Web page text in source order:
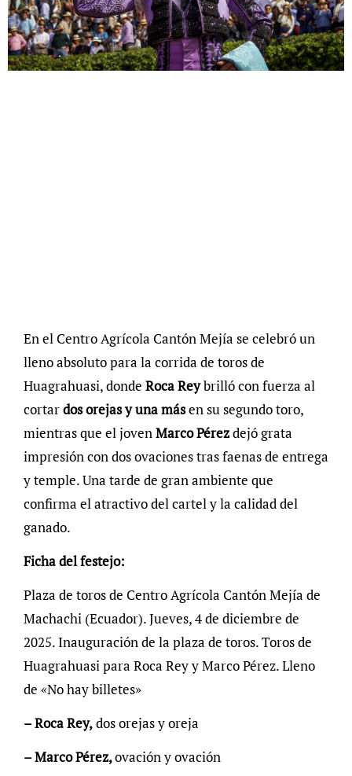
En el Centro Agrícola Cantón Mejía se celebró un
lleno absoluto para la corrida de toros de
Huagrahuasi, donde Roca Reybrilló con fuerza al
cortardos orejas y una másen su segundo toro,
mientras que el jovenMarco Pérezdejó grata
impresión con dos ovaciones tras faenas de entrega
y temple. Una tarde de gran ambiente que
confirma el atractivo del cartel y la calidad del
ganado.
Ficha del festejo:
Plaza de toros de Centro Agrícola Cantón Mejía de
Machachi (Ecuador). Jueves, 4 de diciembre de
2025. Inauguración de la plaza de toros. Toros de
Huagrahuasi para Roca Rey y Marco Pérez. Lleno
de «No hay billetes»
– Roca Rey,dos orejas y oreja
– Marco Pérez,ovación y ovación